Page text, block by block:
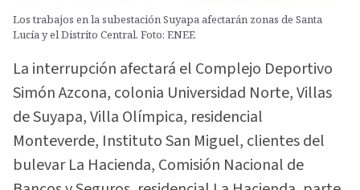
Los trabajos en la subestación Suyapa afectarán zonas de Santa
Lucía y el Distrito Central. Foto: ENEE
La interrupción afectará el Complejo Deportivo
Simón Azcona, colonia Universidad Norte, Villas
de Suyapa, Villa Olímpica, residencial
Monteverde, Instituto San Miguel, clientes del
bulevar La Hacienda, Comisión Nacional de